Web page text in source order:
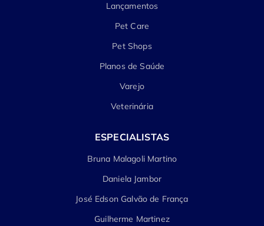
Lançamentos
Pet Care
Pet Shops
Planos de Saúde
Varejo
Veterinária
ESPECIALISTAS
Bruna Malagoli Martino
Daniela Jambor
José Edson Galvão de França
Guilherme Martinez